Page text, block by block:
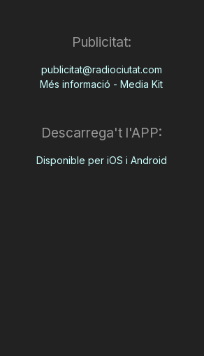
Publicitat:
publicitat@radiociutat.com
Més informació - Media Kit
Descarrega't l'APP:
Disponible per iOS i Android